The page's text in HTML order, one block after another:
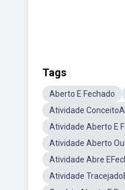
Tags
Aberto E Fechado
Atividade
Atividade Aberto E
Atividade Aberto
Atividade Abre
Atividade